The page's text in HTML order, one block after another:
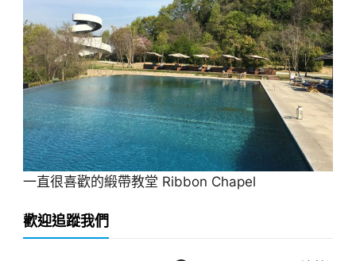
一直很喜歡的緞帶教堂 Ribbon Chapel
歡迎追蹤我們